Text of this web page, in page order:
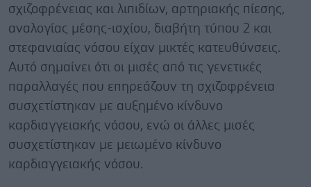
σχιζοφρένειας και λιπιδίων, αρτηριακής πίεσης,
αναλογίας μέσης-ισχίου, διαβήτη τύπου 2 και
στεφανιαίας νόσου είχαν μικτές κατευθύνσεις.
Αυτό σημαίνει ότι οι μισές από τις γενετικές
παραλλαγές που επηρεάζουν τη σχιζοφρένεια
συσχετίστηκαν με αυξημένο κίνδυνο
καρδιαγγειακής νόσου, ενώ οι άλλες μισές
συσχετίστηκαν με μειωμένο κίνδυνο
καρδιαγγειακής νόσου.